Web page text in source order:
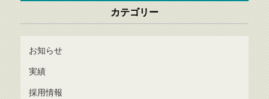
カテゴリー
お知らせ
実績
採用情報